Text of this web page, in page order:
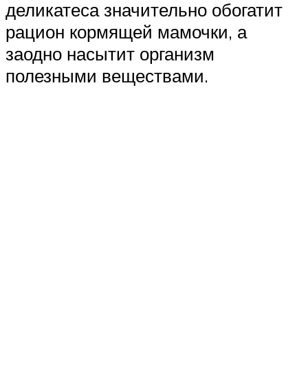
деликатеса значительно обогатит
рацион кормящей мамочки, а
заодно насытит организм
полезными веществами.